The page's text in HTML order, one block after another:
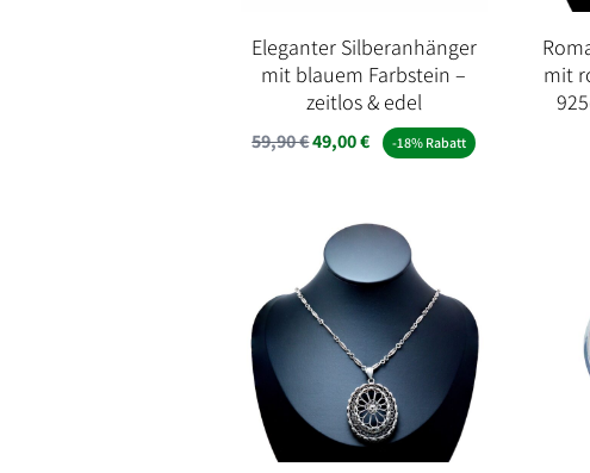
Eleganter Silberanhänger
mit blauem Farbstein –
zeitlos & edel
59,90€Ursprünglicher
59,90 €
49,00€Aktueller
49,00 €.
-18% Rabatt
mit